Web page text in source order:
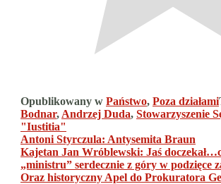
Opublikowany w Państwo, Poza działami
Bodnar, Andrzej Duda, Stowarzyszenie
"Iustitia"
Nawigacja
wpisu
Antoni Styrczula: Antysemita Braun
Kajetan Jan Wróblewski: Jaś
„ministru” serdecznie z góry w podzięce
Oraz historyczny Apel do Prokuratora